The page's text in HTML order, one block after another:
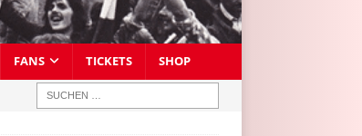
FANS TICKETS SHOP